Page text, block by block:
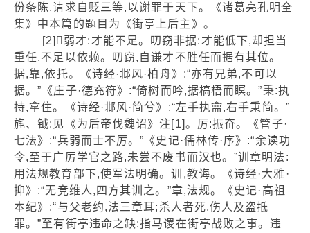
份条陈,请求自贬三等,以谢罪于天下。《诸葛亮孔明全
集》中本篇的题目为《街亭上后主》。
[2]弱才:才能不足。叨窃非据:才能低下,却担当
重任,不足以依赖。叨窃,自谦才不胜任而据有其位。
据,靠,依托。《诗经·邶风·柏舟》:“亦有兄弟,不可以
据。”《庄子·德充符》:“倚树而吟,据槁梧而瞑。”秉:执
持,拿住。《诗经·邶风·简兮》:“左手执龠,右手秉简。”
旄、钺:见《为后帝伐魏诏》注[1]。厉:振奋。《管子·
七法》:“兵弱而士不厉。”《史记·儒林传·序》:“余读功
令,至于广厉学官之路,未尝不废书而汉也。”训章明法:
用法规教育部下,使军法明确。训,教诲。《诗经·大雅·
抑》:“无竞维人,四方其训之。”章,法规。《史记·高祖
本纪》:“与父老约,法三章耳;杀人者死,伤人及盗抵
罪。”至有街亭违命之缺:指马谡在街亭战败之事。违